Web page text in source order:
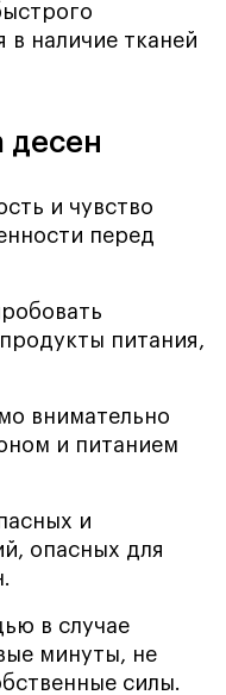
в наличие тканей
десен
и чувство
перед
питания,
внимательно
и питанием
и
опасных для
в случае
минуты, не
силы.